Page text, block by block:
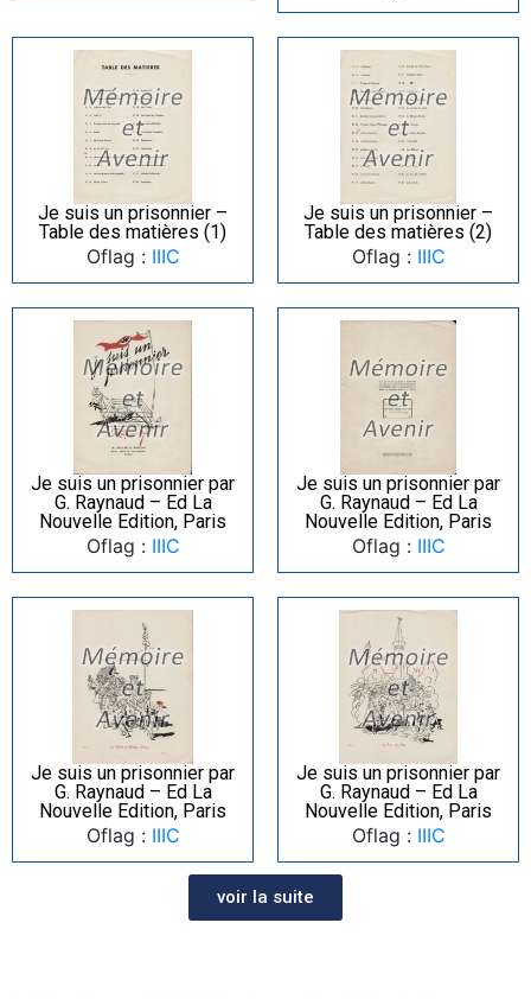
Je suis un prisonnier –
Table des matières (1)
Oflag : IIIC
Je suis un prisonnier –
Table des matières (2)
Oflag : IIIC
Je suis un prisonnier par
G. Raynaud – Ed La
Nouvelle Edition, Paris
Oflag : IIIC
Je suis un prisonnier par
G. Raynaud – Ed La
Nouvelle Edition, Paris
Oflag : IIIC
Je suis un prisonnier par
G. Raynaud – Ed La
Nouvelle Edition, Paris
Oflag : IIIC
Je suis un prisonnier par
G. Raynaud – Ed La
Nouvelle Edition, Paris
Oflag : IIIC
voir la suite